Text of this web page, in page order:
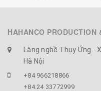
HAHANCO
Làng nghề Thụy Ứng -
Hà Nội
+84 966218866
+84.24 33772999